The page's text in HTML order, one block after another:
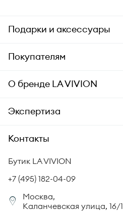
Подарки и аксессуары
Подарки
Уход за украшениями
Аксессуары
Покупателям
Заказ и оплата
Гарантия подлинности
Комплект документов
Политика возврата
Сертификация бриллиантов
Юридическая информация
О бренде LA VIVION
О компании
СМИ о нас
Корпоративный портал
Экспертиза
Академия LA VIVION
Статьи
Контакты
Бутик LA VIVION
+7 (495) 182-04-09
Москва,
Каланчевская улица, 16/1